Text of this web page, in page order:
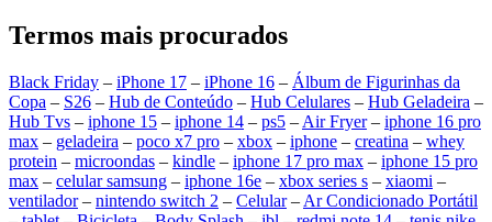
Termos mais procurados
Black Friday – iPhone 17 – iPhone 16 – Álbum de Figurinhas da
Copa – S26 – Hub de Conteúdo – Hub Celulares – Hub Geladeira –
Hub Tvs – iphone 15 – iphone 14 – ps5 – Air Fryer– iphone 16 pro
max – geladeira – poco x7 pro – xbox – iphone – creatina – whey
protein – microondas – kindle – iphone 17 pro max – iphone 15 pro
max – celular samsung – iphone 16e – xbox series s – xiaomi –
ventilador– nintendo switch 2 – Celular– Ar Condicionado Portátil